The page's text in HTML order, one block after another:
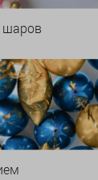
шаров